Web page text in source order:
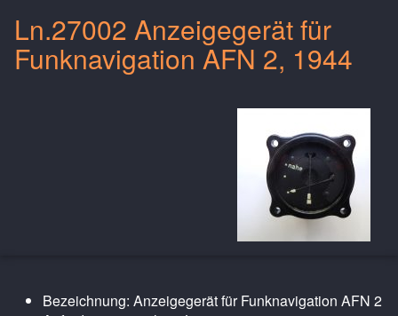
Ln.27002 Anzeigegerät für
Funknavigation AFN 2, 1944
Bezeichnung: Anzeigegerät für Funknavigation AFN 2